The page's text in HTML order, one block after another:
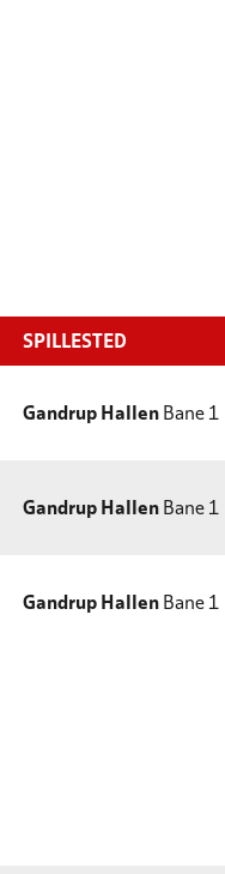
SPILLESTED
Gandrup Hallen Bane 1
Gandrup Hallen Bane 1
Gandrup Hallen Bane 1